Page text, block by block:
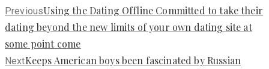
PreviousPrevious
post:
Using the Dating Offline Committed to take their
dating beyond the new limits of your own dating site at
some point come
NextNext
Keeps American boys been fascinated by Russian